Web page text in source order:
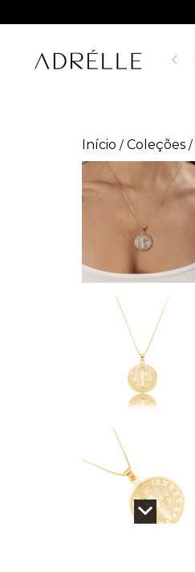
Início / Coleções /